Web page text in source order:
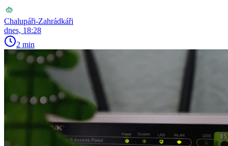
Chalupáři-Zahrádkáři
dnes, 18:28
2 min